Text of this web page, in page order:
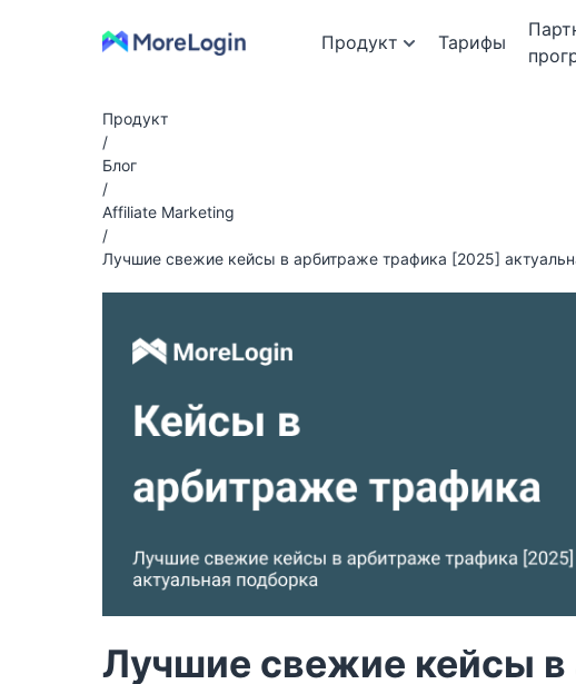
Продукт Тарифы
Продукт
/
Блог
/
Affiliate Marketing
/
Лучшие свежие кейсы в арбитраже трафика [2025]
Лучшие свежие кейсы